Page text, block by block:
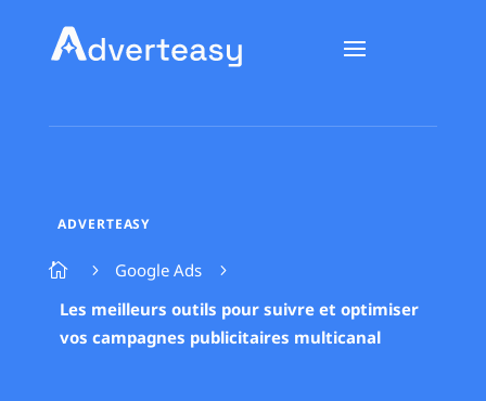
ADVERTEASY
 5 Google Ads 5
Les meilleurs outils pour suivre et optimiser
vos campagnes publicitaires multicanal